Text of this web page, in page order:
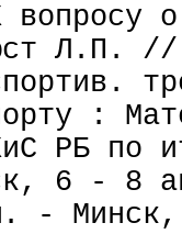
о
Л.П. //
:
РБ по
6 - 8
-